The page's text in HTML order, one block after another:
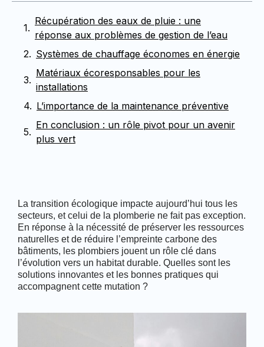
Récupération des eaux de pluie : une
réponse aux problèmes de gestion de l’eau
Systèmes de chauffage économes en énergie
Matériaux écoresponsables pour les
installations
L’importance de la maintenance préventive
En conclusion : un rôle pivot pour un avenir
plus vert
La transition écologique impacte aujourd’hui tous les
secteurs, et celui de la plomberie ne fait pas exception.
En réponse à la nécessité de préserver les ressources
naturelles et de réduire l’empreinte carbone des
bâtiments, les plombiers jouent un rôle clé dans
l’évolution vers un habitat durable. Quelles sont les
solutions innovantes et les bonnes pratiques qui
accompagnent cette mutation ?